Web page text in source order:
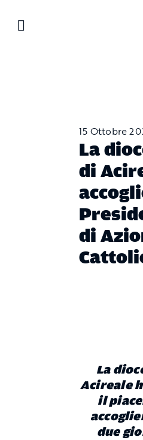
15 Ottobre
La
di
di
La
Acireale
il
due